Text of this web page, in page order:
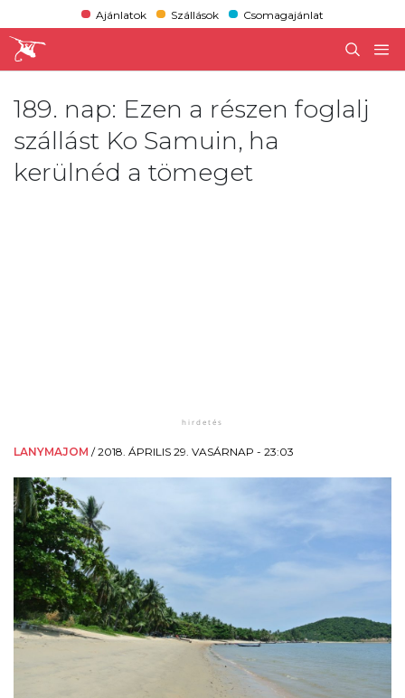
Ajánlatok Szállások Csomagajánlat
189. nap: Ezen a részen foglalj
szállást Ko Samuin, ha
kerülnéd a tömeget
LANYMAJOM /2018. ÁPRILIS 29. VASÁRNAP - 23:03